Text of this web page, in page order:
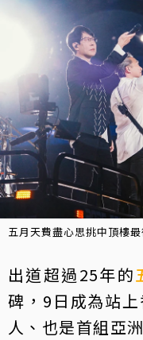
五月天費盡心思挑中頂樓
出道超過25年的
碑，9日成為站
人、也是首組亞